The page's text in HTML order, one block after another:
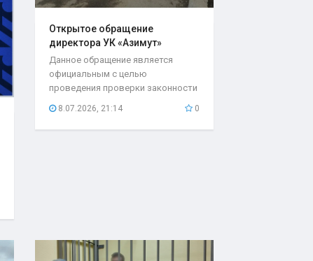
Открытое обращение
директора УК «Азимут»
Елены..
Данное обращение является
официальным с целью
проведения проверки законности
возложения ответственности...
8.07.2026, 21:14 0